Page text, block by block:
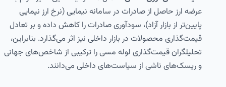
عرضه ارز حاصل از صادرات در سامانه نیمایی (نرخ ارز نیمایی
پایین‌تر از بازار آزاد)، سودآوری صادرات را کاهش داده و بر تعادل
قیمت‌گذاری محصولات در بازار داخلی نیز اثر می‌گذارد. بنابراین،
تحلیلگران قیمت‌گذاری لوله مسی را ترکیبی از شاخص‌های جهانی
و ریسک‌های ناشی از سیاست‌های داخلی می‌دانند.